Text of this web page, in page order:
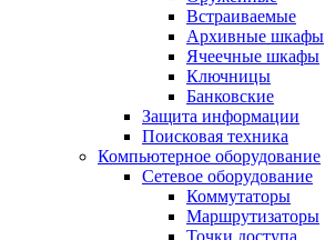
Встраиваемые
Архивные шкафы
Ячеечные шкафы
Ключницы
Банковские
Защита информации
Поисковая техника
Компьютерное оборудование
Сетевое оборудование
Коммутаторы
Маршрутизаторы
Точки доступа